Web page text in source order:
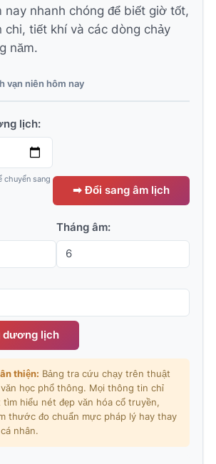
nay nhanh chóng để biết giờ tốt,
chi, tiết khí và các dòng chảy
năm.
vạn niên hôm nay
lịch:
chuyển sang
➡ Đổi sang âm lịch
Tháng âm:
lịch
thiện: Bảng tra cứu chạy trên thuật
học phổ thông. Mọi thông tin chỉ
tìm hiểu nét đẹp văn hóa cổ truyền,
thước đo chuẩn mực pháp lý hay thay
nhân.